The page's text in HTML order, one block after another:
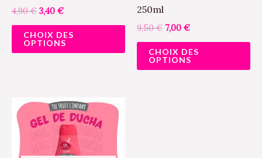
4,90€ 3,40 €
CHOIX DES
OPTIONS
choisies
sur
250ml
9,50€ 7,00 €
CHOIX DES
OPTIONS
la